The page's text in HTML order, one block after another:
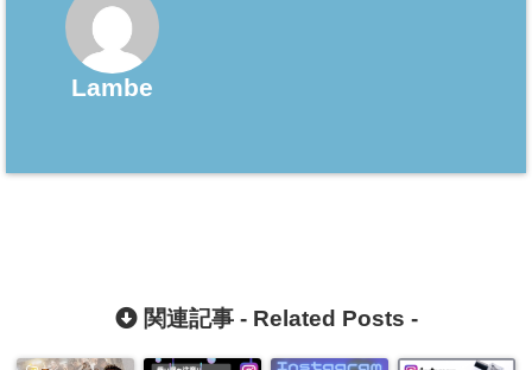
Lambe
関連記事 - Related Posts -